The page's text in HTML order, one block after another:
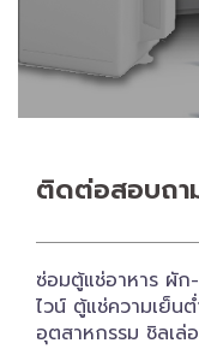
ติดต่อสอบถา
ซ่อมตู้แช่อาหาร ผัก
ไวน์ ตู้แช่ความเย็น
อุตสาหกรรม ชิลเล่